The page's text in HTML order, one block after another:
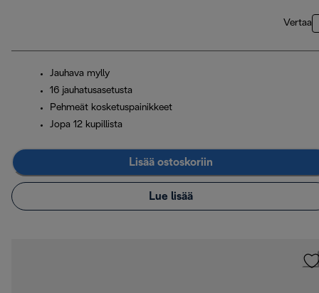
Vertaa
Jauhava mylly
16 jauhatusasetusta
Pehmeät kosketuspainikkeet
Jopa 12 kupillista
Lisää ostoskoriin
Lue lisää